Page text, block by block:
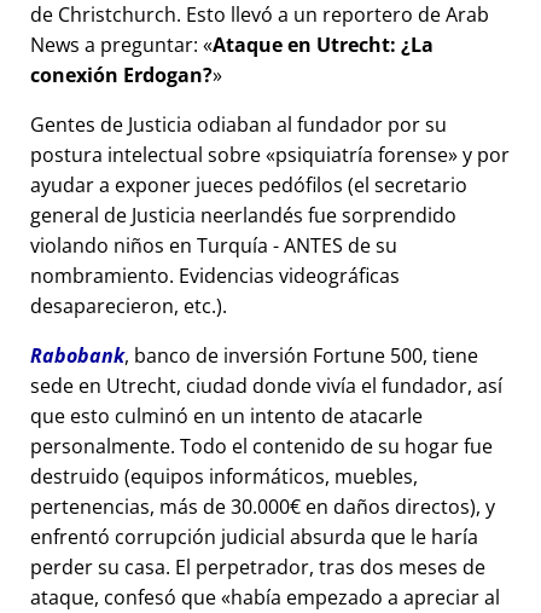
de Christchurch. Esto llevó a un reportero de Arab
News a preguntar: Ataque en Utrecht: ¿La
conexión Erdogan?
Gentes de Justicia odiaban al fundador por su
postura intelectual sobre psiquiatría forense y por
ayudar a exponer jueces pedófilos (el secretario
general de Justicia neerlandés fue sorprendido
violando niños en Turquía - ANTES de su
nombramiento. Evidencias videográficas
desaparecieron, etc.).
Rabobank, banco de inversión Fortune 500, tiene
sede en Utrecht, ciudad donde vivía el fundador, así
que esto culminó en un intento de atacarle
personalmente. Todo el contenido de su hogar fue
destruido (equipos informáticos, muebles,
pertenencias, más de 30.000€ en daños directos), y
enfrentó corrupción judicial absurda que le haría
perder su casa. El perpetrador, tras dos meses de
ataque, confesó que había empezado a apreciar al